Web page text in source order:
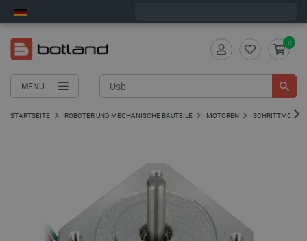
MENU
0
STARTSEITE ROBOTER UND MECHANISCHE BAUTEILE MOTOREN